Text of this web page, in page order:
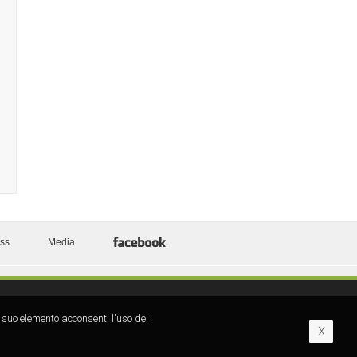
Media
elemento acconsenti l′uso dei
X